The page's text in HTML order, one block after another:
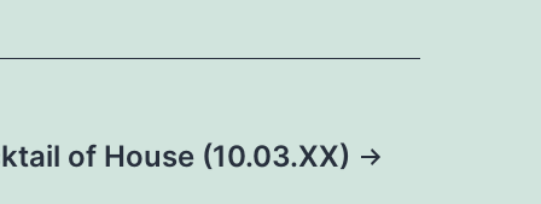
of House (10.03.XX)